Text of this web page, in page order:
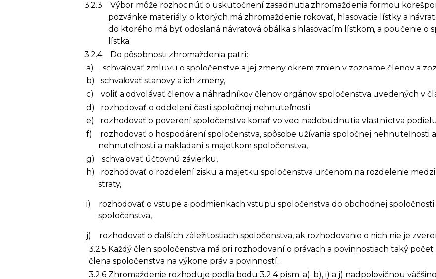
3.2.3
Výbor môže rozhodnúť o uskutočnení zasadnutia zhromaždenia formou
pozvánke materiály, o ktorých má zhromaždenie rokovať, hlasovacie lístky a
do ktorého má byť odoslaná návratová obálka s hlasovacím lístkom, a poučenie o
lístka.
3.2.4
Do pôsobnosti zhromaždenia patrí:
a)
schvaľovať zmluvu o spoločenstve a jej zmeny okrem zmien v zozname členov a
b)
schvaľovať stanovy a ich zmeny,
c)
voliť a odvolávať členov a náhradníkov členov orgánov spoločenstva uvedených v
d)
rozhodovať o oddelení časti spoločnej nehnuteľnosti
e)
rozhodovať o poverení spoločenstva konať vo veci nadobudnutia vlastníctva
f)
rozhodovať o hospodárení spoločenstva, spôsobe užívania spoločnej nehnuteľnosti
nehnuteľností a nakladaní s majetkom spoločenstva,
g)
schvaľovať účtovnú závierku,
h)
rozhodovať o rozdelení zisku a majetku spoločenstva určenom na rozdelenie
straty,
i) rozhodovať o vstupe a podmienkach vstupu spoločenstva do obchodnej spoločnosti
spoločenstva,
j)
rozhodovať o ďalších záležitostiach spoločenstva, ak rozhodovanie o nich nie je
3.2.5 Každý člen spoločenstva má pri rozhodovaní o právach a povinnostiach taký
člena spoločenstva na výkone práv a povinností.
3.2.6 Zhromaždenie rozhoduje podľa bodu 3.2.4 písm. a), b), i) a j) nadpolovičnou